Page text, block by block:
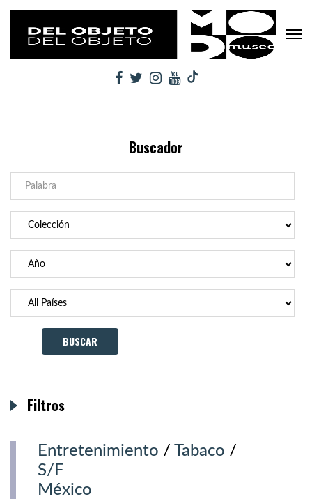
Buscador
Entretenimiento / Tabaco /
S/F
México
Filtros